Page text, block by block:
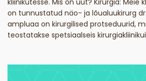
kliinikutesse. Mis on uut? Kirurgia: Meie
on tunnustatud näo- ja lõualuukirurg dr.
ampluaa on kirurgilised protseduurid,
teostatakse spetsiaalseis